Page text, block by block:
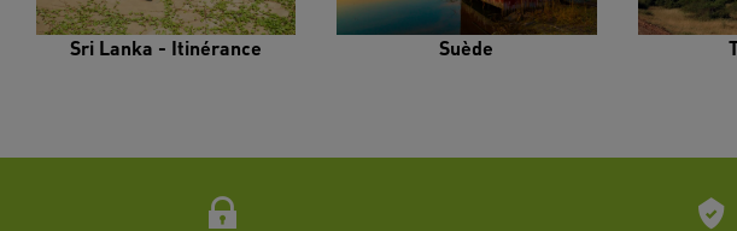
Sri Lanka - Itinérance Suède